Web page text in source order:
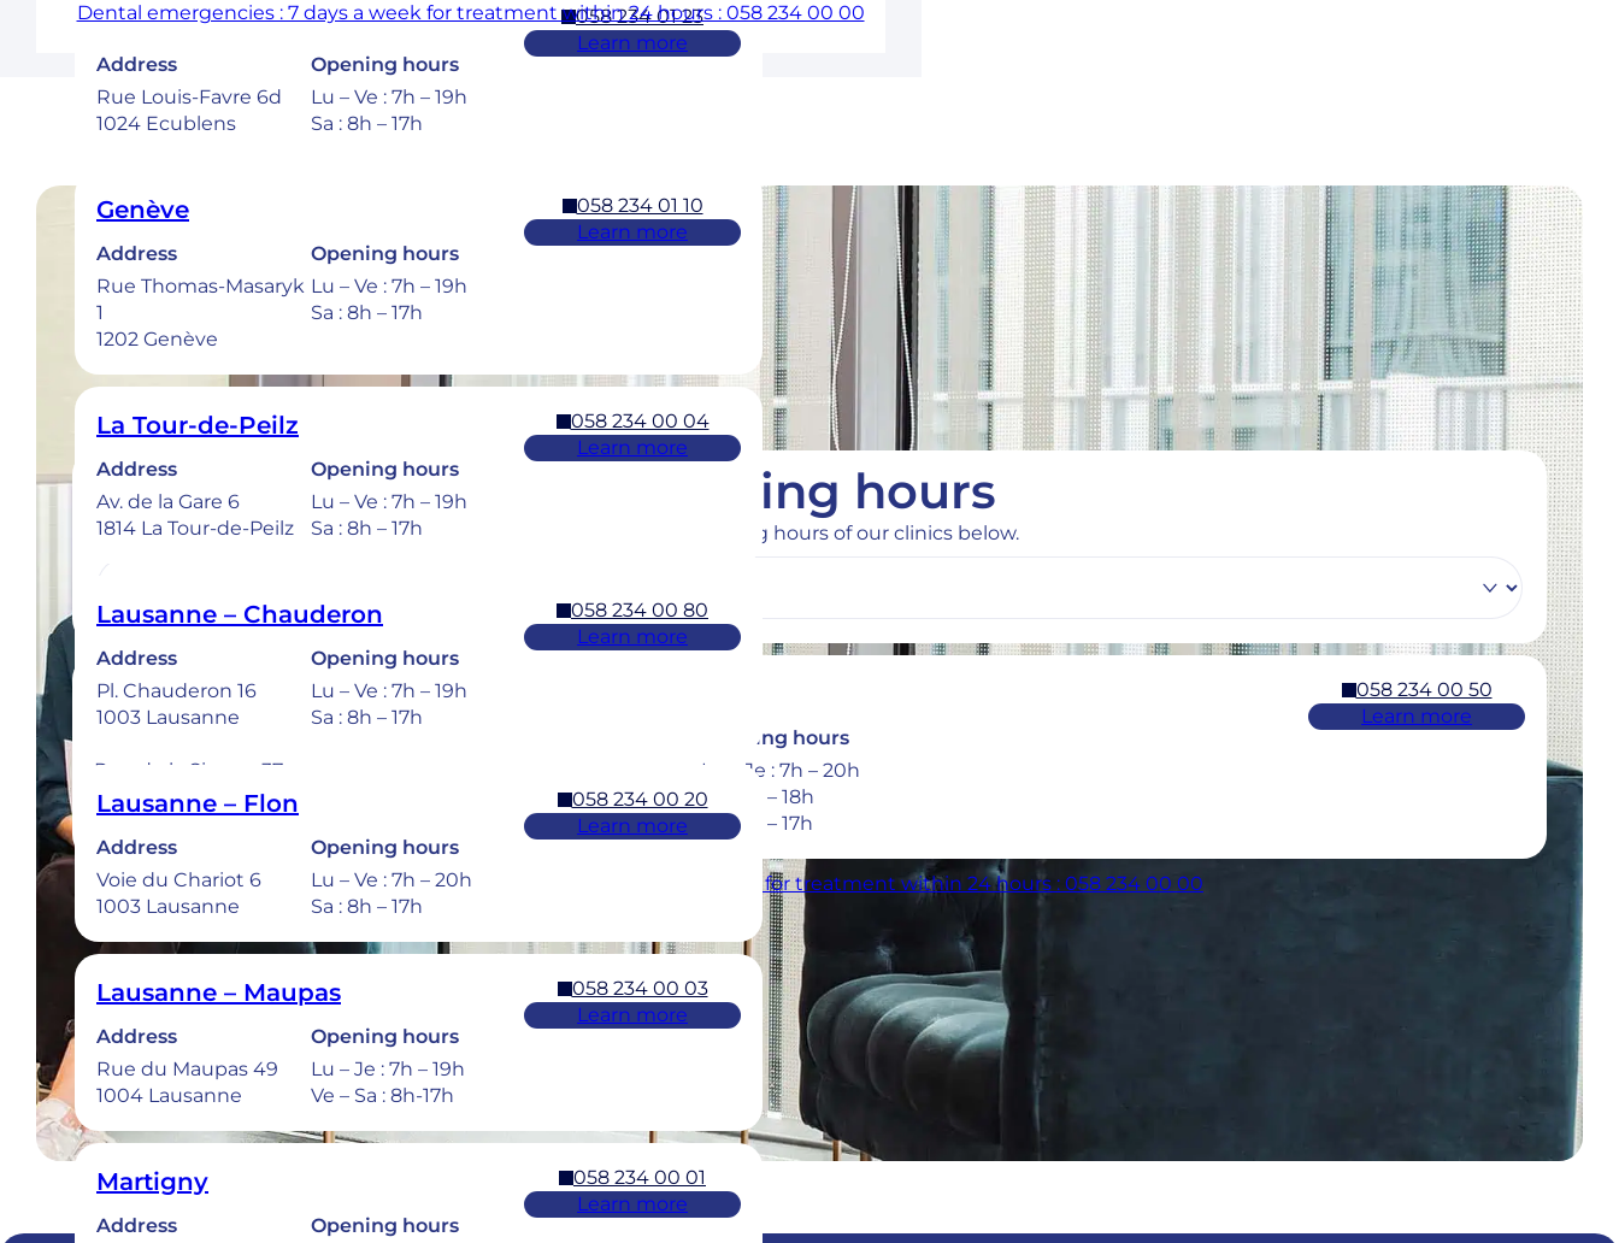
Ecublens – EPFL
Address
Rue Louis-Favre 6d
1024 Ecublens
Opening hours
Lu – Ve : 7h – 19h
Sa : 8h – 17h
058 234 01 23
Learn more
Genève
Address
Rue Thomas-Masaryk
1
1202 Genève
Opening hours
Lu – Ve : 7h – 19h
Sa : 8h – 17h
058 234 01 10
Learn more
La Tour-de-Peilz
Address
Av. de la Gare 6
1814 La Tour-de-Peilz
Opening hours
Lu – Ve : 7h – 19h
Sa : 8h – 17h
058 234 00 04
Learn more
Lausanne – Chauderon
Address
Pl. Chauderon 16
1003 Lausanne
Opening hours
Lu – Ve : 7h – 19h
Sa : 8h – 17h
058 234 00 80
Learn more
Lausanne – Flon
Address
Voie du Chariot 6
1003 Lausanne
Opening hours
Lu – Ve : 7h – 20h
Sa : 8h – 17h
058 234 00 20
Learn more
Lausanne – Maupas
Address
Rue du Maupas 49
1004 Lausanne
Opening hours
Lu – Je : 7h – 19h
Ve – Sa : 8h-17h
058 234 00 03
Learn more
Martigny
Address Opening hours
058 234 00 01
Learn more
Dental emergencies : 7 days a week for treatment within 24 hours : 058 234 00 00
Opening hours
Find the opening hours of our clinics below.
Bulle
Rue de la Sionge 37
1630 Bulle
Opening hours
Lu – Je : 7h – 20h
Ve : 7h – 18h
Sa : 8h – 17h
058 234 00 50
Learn more
Dental emergencies : 7 days a week for treatment within 24 hours : 058 234 00 00